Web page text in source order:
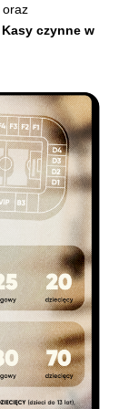
oraz
Kasy czynne w